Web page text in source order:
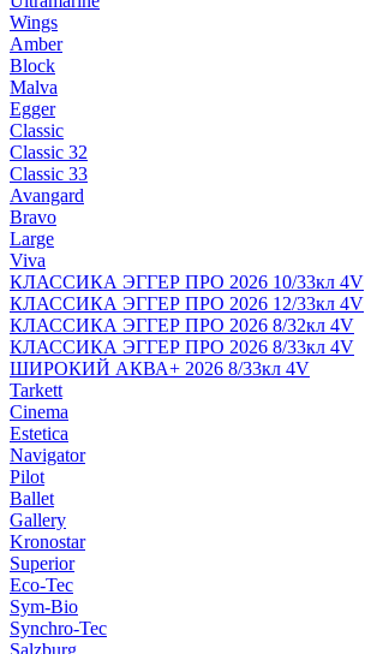
Wings
Amber
Block
Malva
Egger
Classic
Classic 32
Classic 33
Avangard
Bravo
Large
Viva
КЛАССИКА ЭГГЕР ПРО 2026 10/33кл 4V
КЛАССИКА ЭГГЕР ПРО 2026 12/33кл 4V
КЛАССИКА ЭГГЕР ПРО 2026 8/32кл 4V
КЛАССИКА ЭГГЕР ПРО 2026 8/33кл 4V
ШИРОКИЙ АКВА+ 2026 8/33кл 4V
Tarkett
Cinema
Estetica
Navigator
Pilot
Ballet
Gallery
Kronostar
Superior
Eco-Tec
Sym-Bio
Synchro-Tec
Salzburg